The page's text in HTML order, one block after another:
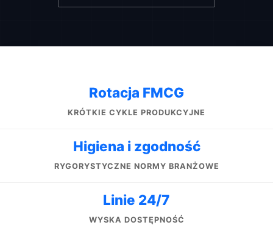
Rotacja FMCG
KRÓTKIE CYKLE PRODUKCYJNE
Higiena i zgodność
RYGORYSTYCZNE NORMY BRANŻOWE
Linie 24/7
WYSKA DOSTĘPNOŚĆ